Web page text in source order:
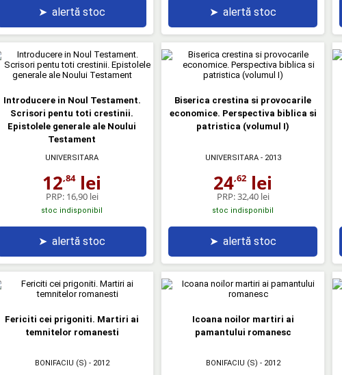
➤ alertă stoc ➤ alertă stoc
Introducere in Noul Testament.
Scrisori pentu toti crestinii.
Epistolele generale ale Noului
Testament
UNIVERSITARA
12,84lei
PRP: 16,90 lei
stoc indisponibil
➤ alertă stoc
Biserica crestina si provocarile
economice. Perspectiva biblica si
patristica (volumul I)
UNIVERSITARA- 2013
24,62 lei
PRP:32,40 lei
stoc indisponibil
➤ alertă stoc
Fericiti cei prigoniti. Martiri ai
temnitelor romanesti
BONIFACIU (S) - 2012
Icoana noilor martiri ai
pamantului romanesc
BONIFACIU (S) - 2012